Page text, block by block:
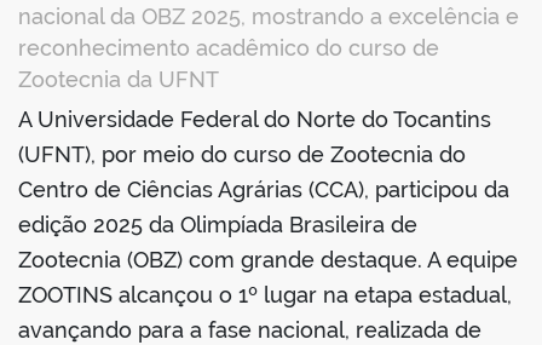
nacional da OBZ 2025, mostrando a excelência e
reconhecimento acadêmico do curso de
Zootecnia da UFNT
A Universidade Federal do Norte do Tocantins
(UFNT), por meio do curso de Zootecnia do
Centro de Ciências Agrárias (CCA), participou da
edição 2025 da Olimpíada Brasileira de
Zootecnia (OBZ) com grande destaque. A equipe
ZOOTINS alcançou o 1º lugar na etapa estadual,
avançando para a fase nacional, realizada de